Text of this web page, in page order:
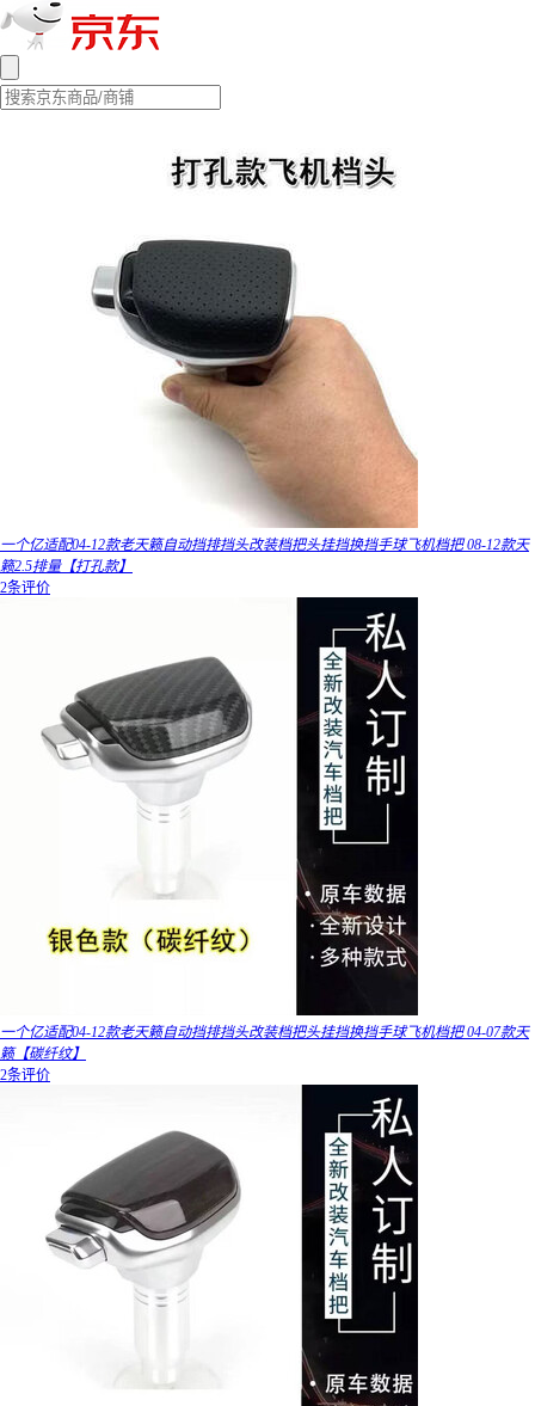
一个亿适配04-12款老天籁自动挡排挡头改装档把头挂挡换挡手球飞机档把 08-12款天
籁2.5排量【打孔款】
2条评价
一个亿适配04-12款老天籁自动挡排挡头改装档把头挂挡换挡手球飞机档把 04-07款天
籁【碳纤纹】
2条评价